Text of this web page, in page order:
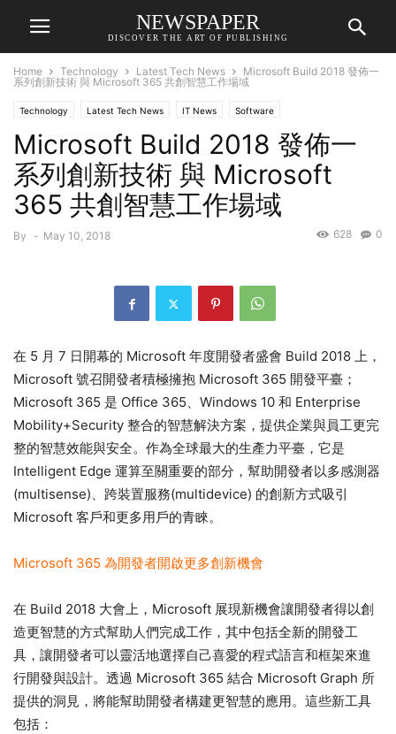
NEWSPAPER
DISCOVER THE ART OF PUBLISHING
Home Technology Latest Tech News
Microsoft Build 2018 發佈一
系列創新技術 與 Microsoft 365 共創智慧工作場域
Technology Latest Tech News IT News Software
Microsoft Build 2018 發佈一
系列創新技術 與 Microsoft
365 共創智慧工作場域
By - May 10, 2018 0
628
在 5 月 7 日開幕的 Microsoft 年度開發者盛會 Build 2018 上，
Microsoft 號召開發者積極擁抱 Microsoft 365 開發平臺；
Microsoft 365 是 Office 365、Windows 10 和 Enterprise
Mobility+Security 整合的智慧解決方案，提供企業與員工更完
整的智慧效能與安全。作為全球最大的生產力平臺，它是
Intelligent Edge 運算至關重要的部分，幫助開發者以多感測器
(multisense)、跨裝置服務(multidevice) 的創新方式吸引
Microsoft 客戶和更多用戶的青睞。
Microsoft 365 為開發者開啟更多創新機會
在 Build 2018 大會上，Microsoft 展現新機會讓開發者得以創
造更智慧的方式幫助人們完成工作，其中包括全新的開發工
具，讓開發者可以靈活地選擇自己喜愛的程式語言和框架來進
行開發與設計。透過 Microsoft 365 結合 Microsoft Graph 所
提供的洞見，將能幫助開發者構建更智慧的應用。這些新工具
包括：